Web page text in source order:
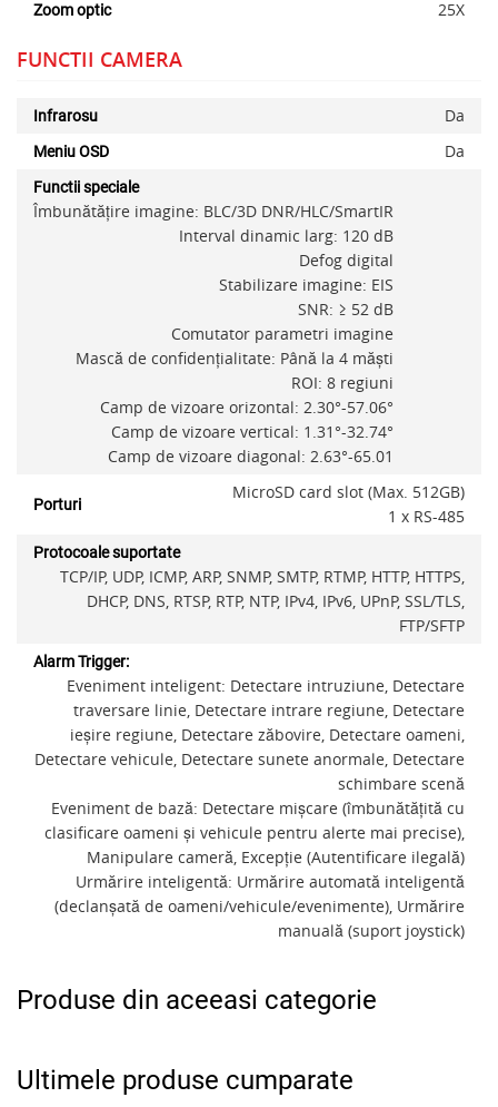
Zoom optic 25X
FUNCTII CAMERA
Infrarosu Da
Meniu OSD Da
Functii speciale
Îmbunătățire imagine: BLC/3D DNR/HLC/SmartIR
Interval dinamic larg: 120 dB
Defog digital
Stabilizare imagine: EIS
SNR: ≥ 52 dB
Comutator parametri imagine
Mască de confidențialitate: Până la 4 măști
ROI: 8 regiuni
Camp de vizoare orizontal: 2.30°-57.06°
Camp de vizoare vertical: 1.31°-32.74°
Camp de vizoare diagonal: 2.63°-65.01
Porturi
MicroSD card slot (Max. 512GB)
1 x RS-485
Protocoale suportate
TCP/IP, UDP, ICMP, ARP, SNMP, SMTP, RTMP, HTTP, HTTPS,
DHCP, DNS, RTSP, RTP, NTP, IPv4, IPv6, UPnP, SSL/TLS,
FTP/SFTP
Alarm Trigger:
Eveniment inteligent: Detectare intruziune, Detectare
traversare linie, Detectare intrare regiune, Detectare
ieșire regiune, Detectare zăbovire, Detectare oameni,
Detectare vehicule, Detectare sunete anormale, Detectare
schimbare scenă
Eveniment de bază: Detectare mișcare (îmbunătățită cu
clasificare oameni și vehicule pentru alerte mai precise),
Manipulare cameră, Excepție (Autentificare ilegală)
Urmărire inteligentă: Urmărire automată inteligentă
(declanșată de oameni/vehicule/evenimente), Urmărire
manuală (suport joystick)
Produse din aceeasi categorie
Ultimele produse cumparate